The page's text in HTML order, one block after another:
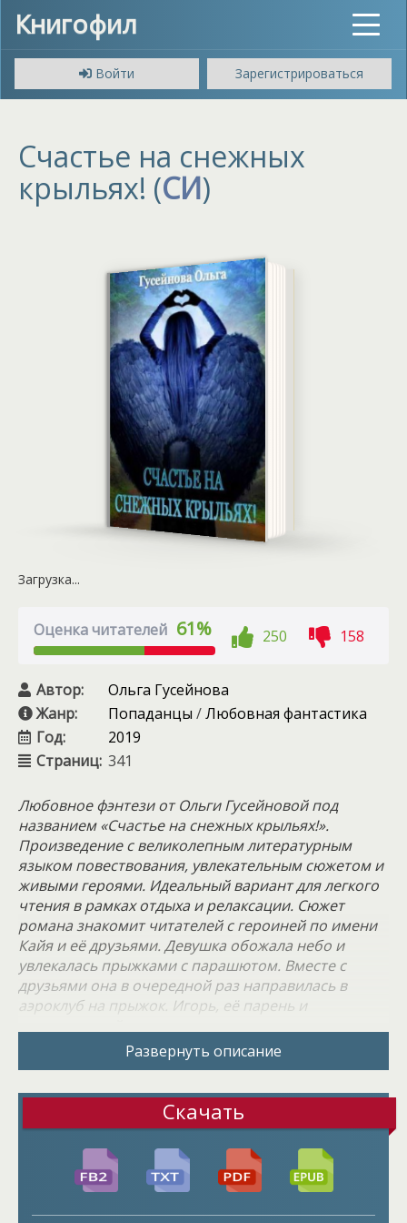
Книгофил
Toggle
Войти
Зарегистрироваться
Счастье на снежных
крыльях! (СИ)
Загрузка...
Оценка читателей 61% 250 158
Автор:
Ольга Гусейнова
Жанр:
Попаданцы /Любовная фантастика
Год:
2019
Страниц: 341
Любовное фэнтези от Ольги Гусейновой под
названием «Счастье на снежных крыльях!».
Произведение с великолепным литературным
языком повествования, увлекательным сюжетом и
живыми героями. Идеальный вариант для легкого
чтения в рамках отдыха и релаксации. Сюжет
романа знакомит читателей с героиней по имени
Кайя и её друзьями. Девушка обожала небо и
увлекалась прыжками с парашютом. Вместе с
друзьями она в очередной раз направилась в
аэроклуб на прыжок. Игорь, её парень и
к себе в сердце, и Маша, подруга детства, уж
больно заинтересовано смотрели друг на друга.
дружеский. Устраивать сцены Кайя на публике не
стала, решила подождать, пока парочка сама
сознается в тайном романе за её спиной… а зря!
Внизу самолета виднелись облака, Кайя, Игорь и
Развернуть описание
Скачать